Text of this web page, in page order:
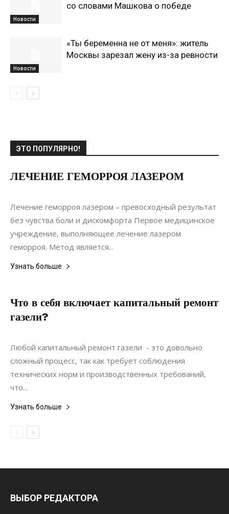
Новости
со словами Машкова о победе
Новости
«Ты беременна не от меня»: житель
Москвы зарезал жену из-за ревности
ЭТО ПОПУЛЯРНО!
ЛЕЧЕНИЕ ГЕМОРРОЯ ЛАЗЕРОМ
18.07.2019
Лечение геморроя лазером – превосходный результат
без чувства боли и дискомфорта Первое медицинское
учреждение, выполняющее лечение лазером
геморроя. Метод является...
Узнать больше
Что в себя включает капитальный ремонт
газели?
03.05.2019
Любой капитальный ремонт газели - это довольно
сложный процесс, так как требует соблюдения
технических норм и производственных требований,
что...
Узнать больше
ВЫБОР РЕДАКТОРА